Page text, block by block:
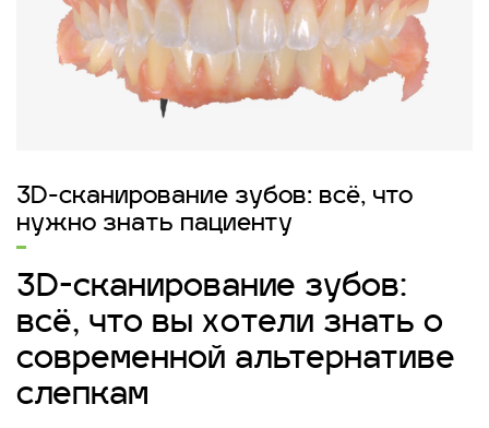
3D-сканирование зубов: всё, что
нужно знать пациенту
3D-сканирование зубов:
всё, что вы хотели знать о
современной альтернативе
слепкам